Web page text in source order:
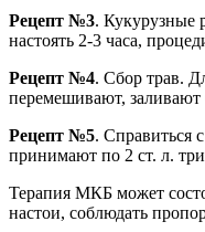
Рецепт №3. Кукурузные
настоять 2-3 часа,
Рецепт №4. Сбор трав.
перемешивают, заливают
Рецепт №5. Справиться
принимают по 2 ст. л.
Терапия МКБ может
настои, соблюдать